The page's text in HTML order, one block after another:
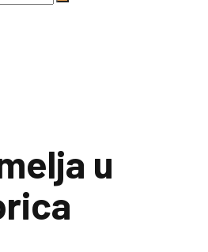
u